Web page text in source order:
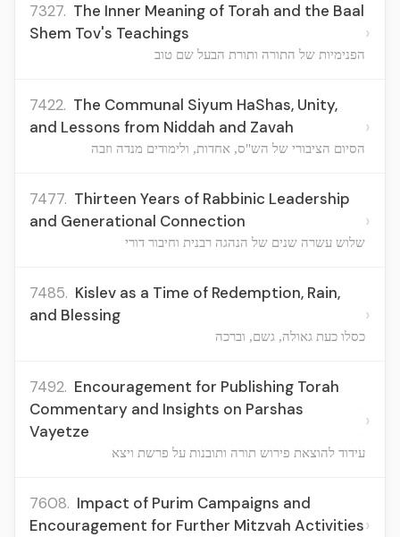
7327. The Inner Meaning of Torah and the Baal
Shem Tov's Teachings
הפנימיות של התורה ותורת הבעל שם טוב
›
7422. The Communal Siyum HaShas, Unity,
and Lessons from Niddah and Zavah
הסיום הציבורי של הש"ס, אחדות, ולימודים מנדה וזבה
›
7477. Thirteen Years of Rabbinic Leadership
and Generational Connection
שלוש עשרה שנים של הנהגה רבנית וחיבור דורי
›
7485. Kislev as a Time of Redemption, Rain,
and Blessing
כסלו כעת גאולה, גשם, וברכה
›
7492. Encouragement for Publishing Torah
Commentary and Insights on Parshas
Vayetze
עידוד להוצאת פירוש תורה ותובנות על פרשת ויצא
›
7608. Impact of Purim Campaigns and
Encouragement for Further Mitzvah Activities›